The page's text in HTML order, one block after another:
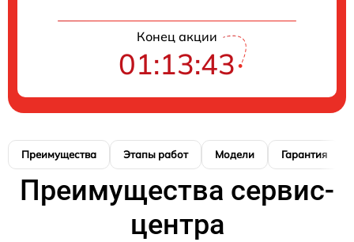
Конец акции
01:13:42
Преимущества Этапы работ Модели Гарантия
Преимущества сервис-
центра